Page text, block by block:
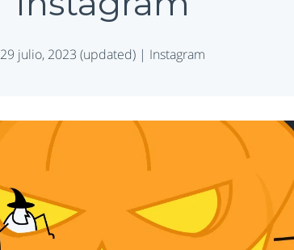
29 julio, 2023 (updated) | Instagram